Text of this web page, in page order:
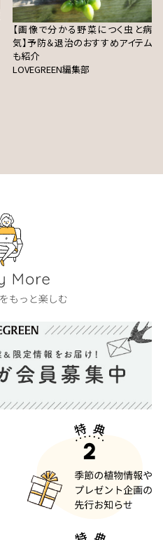
【画像で分かる野菜につく虫と病
気】予防＆退治のおすすめアイテム
も紹介
LOVEGREEN編集部